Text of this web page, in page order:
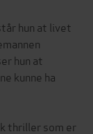
hun at livet
hun at
kunne ha
thriller som er